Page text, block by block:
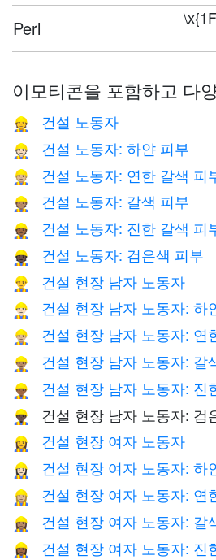
Perl
이모티콘을 포함하고 다
👷 건설 노동자
👷🏻 건설 노동자: 하얀 피부
👷🏼 건설 노동자: 연한 갈색 피
👷🏽 건설 노동자: 갈색 피부
👷🏾 건설 노동자: 진한 갈색 피
👷🏿 건설 노동자: 검은색 피부
👷‍♂️ 건설 현장 남자 노동자
👷🏻‍♂️ 건설 현장 남자 노동자: 하
👷🏼‍♂️ 건설 현장 남자 노동자: 연
👷🏽‍♂️ 건설 현장 남자 노동자: 갈
👷🏾‍♂️ 건설 현장 남자 노동자: 진
👷🏿‍♂️ 건설 현장 남자 노동자: 검
👷‍♀️ 건설 현장 여자 노동자
👷🏻‍♀️ 건설 현장 여자 노동자: 하
👷🏼‍♀️ 건설 현장 여자 노동자: 연
👷🏽‍♀️ 건설 현장 여자 노동자: 갈
👷🏾‍♀️ 건설 현장 여자 노동자: 진